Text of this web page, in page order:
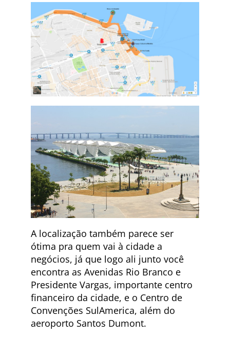
A localização também parece ser
ótima pra quem vai à cidade a
negócios, já que logo ali junto você
encontra as Avenidas Rio Branco e
Presidente Vargas, importante centro
financeiro da cidade, e o Centro de
Convenções SulAmerica, além do
aeroporto Santos Dumont.